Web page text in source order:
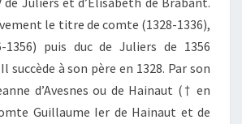
le titre de comte (1328-1336),
1356) puis duc de Juliers de 1356
succède à son père en 1328. Par son
d’Avesnes ou de Hainaut († en
Guillaume Ier de Hainaut et de